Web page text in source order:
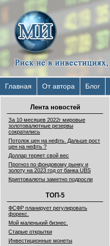
Главная От автора Блог
Лента новостей
За 10 месяцев 2022г мировые
золотовалютные резервы
сократились
Потолок цен на нефть. Дальше рост
цен на нефть ?
Доллар теряет свой вес
Прогноз по фондовому рынку и
золоту на 2023 год от банка UBS
Криптовалюты заметно подросли
ТОП-5
ФСФР планирует регулировать
форекс.
Мой маленький бизнес.
Старые открытки
Инвестиционные монеты